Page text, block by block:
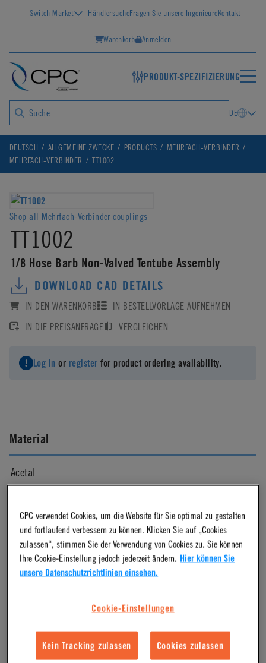
Switch Market HändlersucheFragen Sie unsere IngenieureKontakt
Warenkorb Anmelden
PRODUKT-SPEZIFIZIERUNG
DE
DEUTSCH ALLGEMEINE ZWECKE PRODUCTS
MEHRFACH-VERBINDER
MEHRFACH-VERBINDER
TT1002
Shop all Mehrfach-Verbinder couplings
TT1002
1/8 Hose Barb Non-Valved Tentube Assembly
DOWNLOAD CAD DETAILS
IN DEN WARENKORB
IN BESTELLVORLAGE AUFNEHMEN
IN DIE PREISANFRAGE
VERGLEICHEN
Log in or register for product ordering availability.
Material
Acetal
Material Finish
Molded Black
Vacuum to 100psi, 6.9 bar per line
CPC verwendet Cookies, um die Website für Sie optimal zu gestalten
und fortlaufend verbessern zu können. Klicken Sie auf „Cookies
zulassen“, stimmen Sie der Verwendung von Cookies zu. Sie können
Ihre Cookie-Einstellung jedoch jederzeit ändern. Hier können Sie
unsere Datenschutzrichtlinien einsehen.
Cookie-Einstellungen
Kein Tracking zulassen Cookies zulassen